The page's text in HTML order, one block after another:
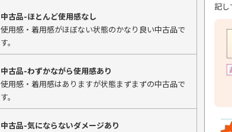
中古品-ほとんど使用感なし
使用感・着用感がほぼない状態のかなり良い中古品で
す。
中古品-わずかながら使用感あり
使用感・着用感はありますが状態まずまずの中古品で
す。
中古品-気にならないダメージあり
記し